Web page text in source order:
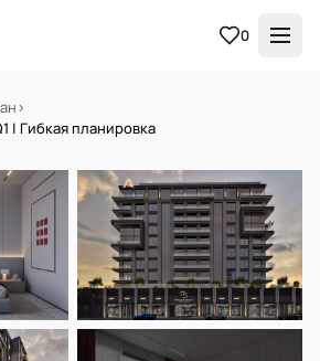
0
›
| Гибкая планировка
plan